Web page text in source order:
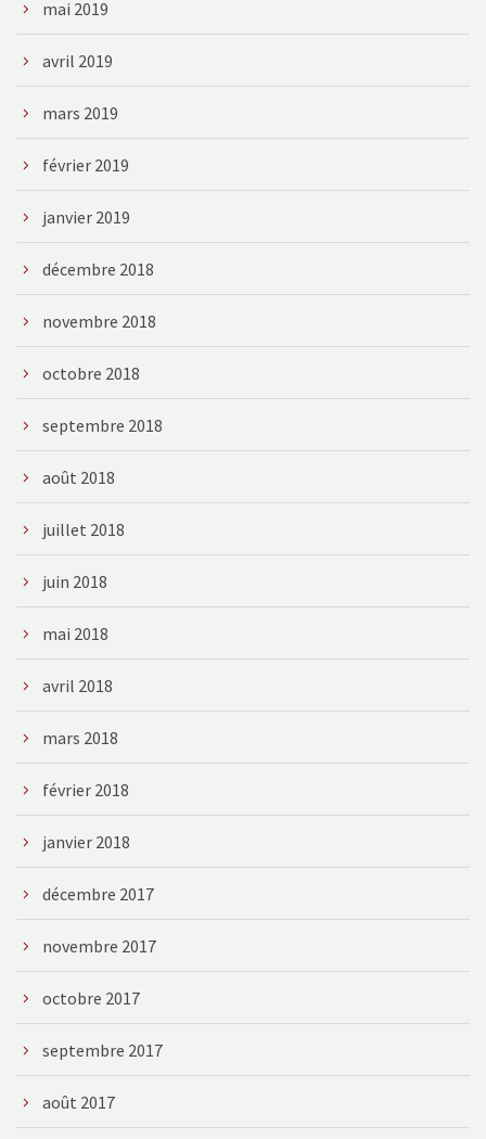
mai 2019
avril 2019
mars 2019
février 2019
janvier 2019
décembre 2018
novembre 2018
octobre 2018
septembre 2018
août 2018
juillet 2018
juin 2018
mai 2018
avril 2018
mars 2018
février 2018
janvier 2018
décembre 2017
novembre 2017
octobre 2017
septembre 2017
août 2017